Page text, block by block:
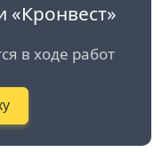
в ходе работ